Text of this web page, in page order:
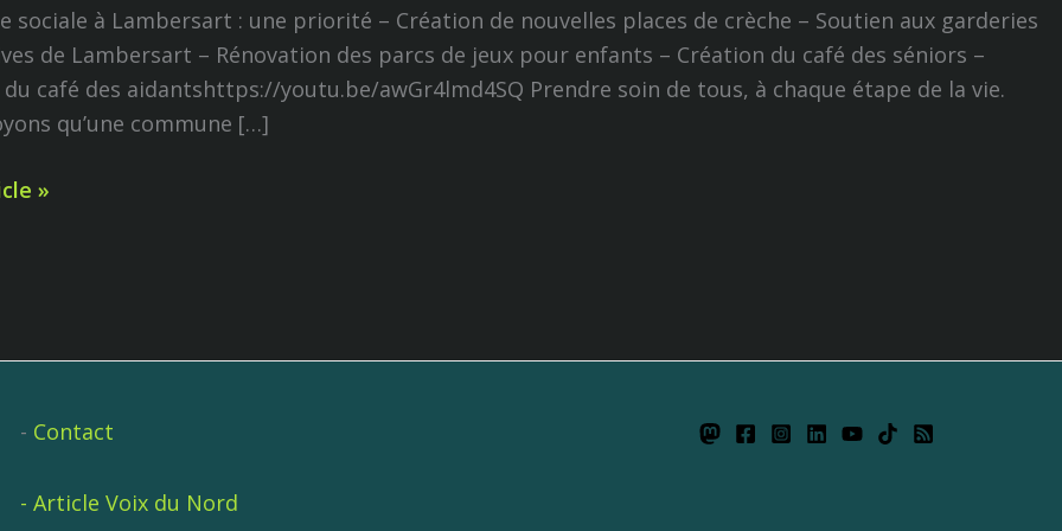
sociale à Lambersart : une priorité – Création de nouvelles places de crèche – Soutien aux garderies
de Lambersart – Rénovation des parcs de jeux pour enfants – Création du café des séniors –
café des aidantshttps://youtu.be/awGr4lmd4SQ Prendre soin de tous, à chaque étape de la vie.
qu’une commune […]
»
- Contact
- Article Voix du Nord